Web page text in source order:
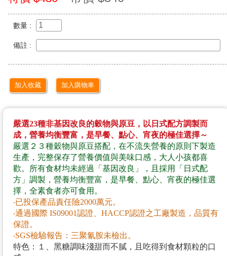
數量 :
備註 :
加入收藏 加入購物車
嚴選23種非基因改良的穀物與原豆，以日式配方調製而
成，營養均衡豐富，是早餐、點心、宵夜的極佳選擇～
嚴選２３種穀物與原豆搭配，在不流失營養的原則下製造
生產，完整保存了營養價值與美味口感，大人小孩都喜
歡。所有食材均未經過「基因改良」，且採用「日式配
方」調製，營養均衡豐富，是早餐、點心、宵夜的極佳選
擇，全素食者亦可食用。
‧已投保產品責任險2000萬元。
‧通過國際IS09001認證、 HACCP認證之工廠製造，品質有
保證。
‧SGS檢驗報告：三聚氰胺未檢出。
特色：１、黑糖調味淺甜而不膩，且吃得到食材顆粒的口